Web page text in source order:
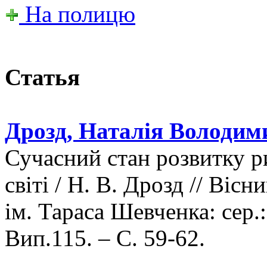
На полицю
Статья
Дрозд, Наталія
Сучасний стан розвитку
світі / Н. В. Дрозд //
ім. Тараса Шевченка:
Вип.115. – С. 59-62.